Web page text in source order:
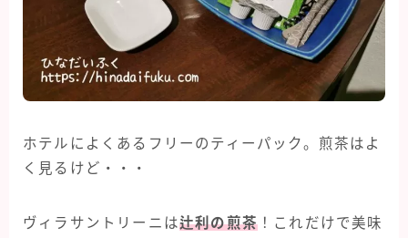
ホテルによくあるフリーのティーパック。煎茶はよ
く見るけど・・・
ヴィラサントリーニは辻利の煎茶 ！これだけで美味